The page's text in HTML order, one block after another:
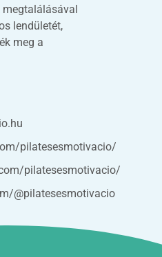
lendületét,
meg a
pilatesesmotivacio/
pilatesesmotivacio/
@pilatesesmotivacio